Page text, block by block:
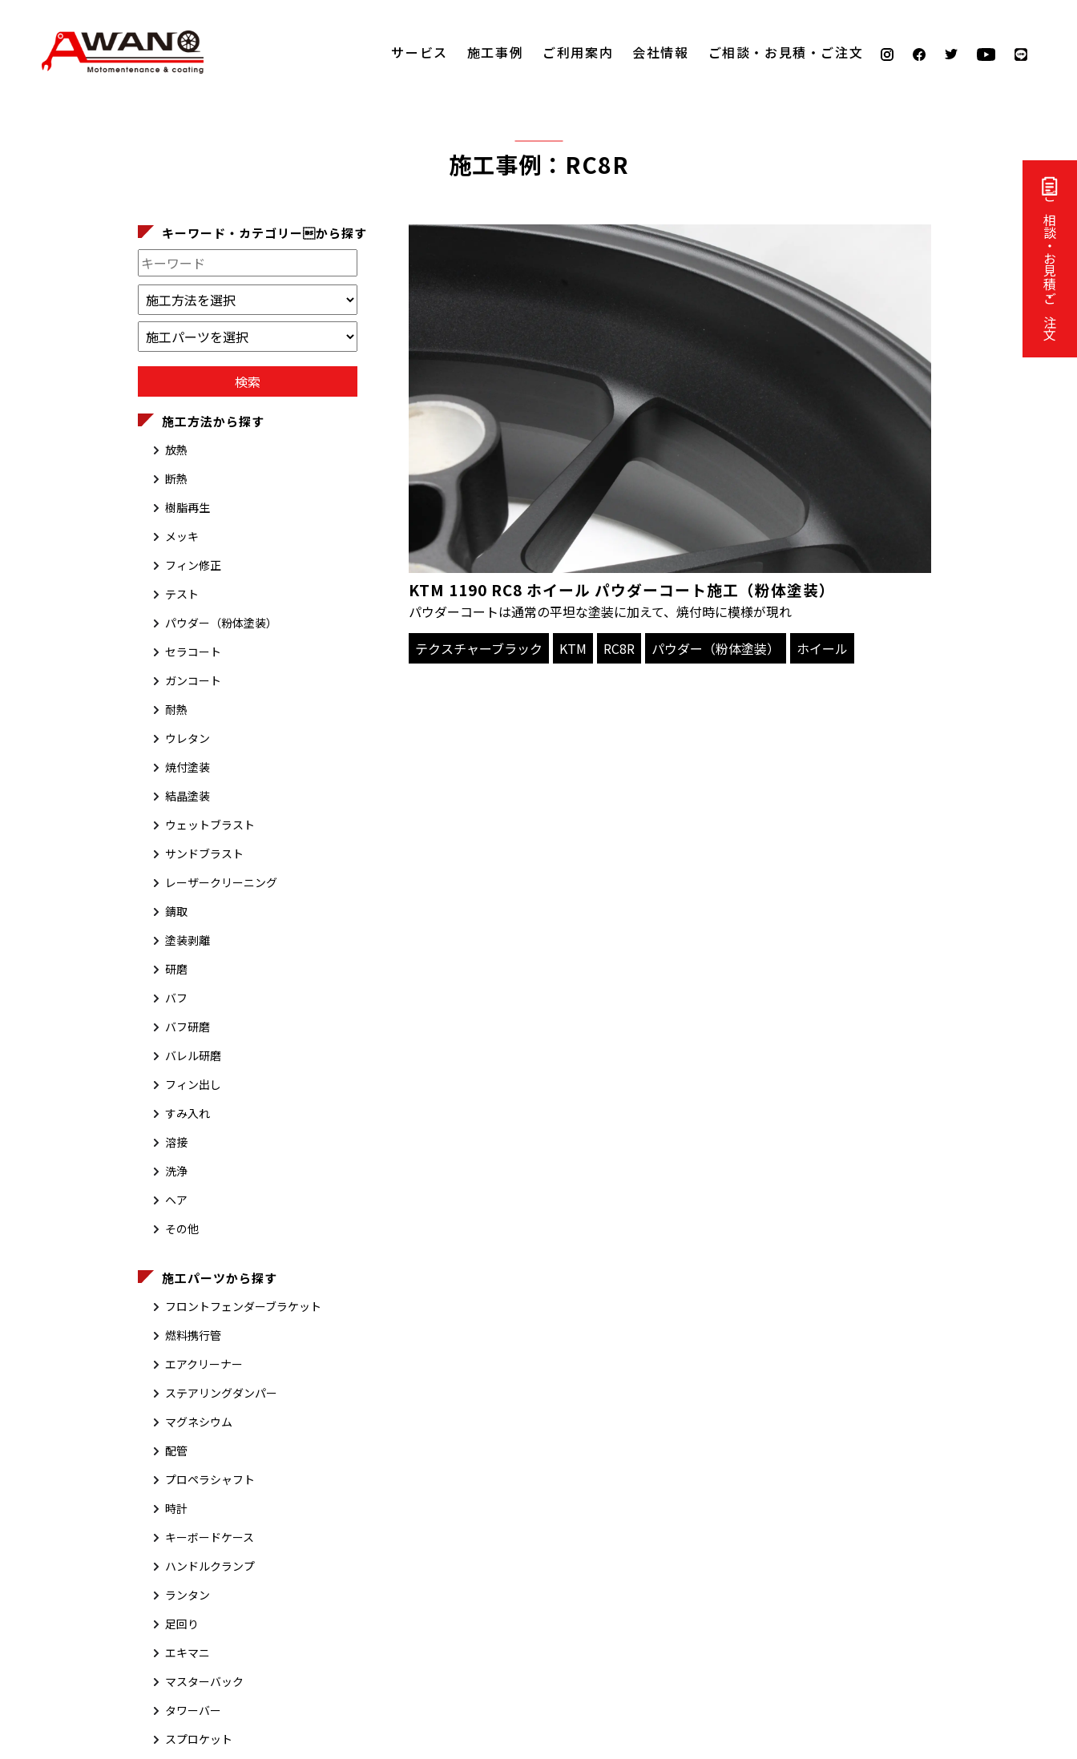
ご相談・お見積・ご注文
サービス 施工事例 ご利用案内 会社情報 ご相談・お見積・ご注文
施工事例：RC8R
KTM 1190 RC8 ホイール パウダーコート施工（粉体塗装）
パウダーコートは通常の平坦な塗装に加えて、焼付時に模様が現れ
テクスチャーブラック
KTM RC8R パウダー（粉体塗装） ホイール
キーワード・カテゴリーから探す
施工方法から探す
放熱
断熱
樹脂再生
メッキ
フィン修正
テスト
パウダー（粉体塗装）
セラコート
ガンコート
耐熱
ウレタン
焼付塗装
結晶塗装
ウェットブラスト
サンドブラスト
レーザークリーニング
錆取
塗装剥離
研磨
バフ
バフ研磨
バレル研磨
フィン出し
すみ入れ
溶接
洗浄
ヘア
その他
施工パーツから探す
フロントフェンダーブラケット
燃料携行管
エアクリーナー
ステアリングダンパー
マグネシウム
配管
プロペラシャフト
時計
キーボードケース
ハンドルクランプ
ランタン
足回り
エキマニ
マスターバック
タワーバー
スプロケット